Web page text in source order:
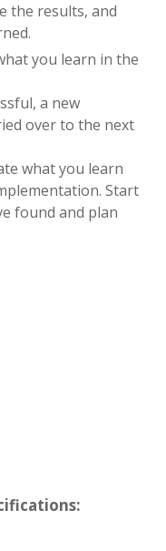
the results, and
you learn in the
a new
over to the next
what you learn
Start
found and plan